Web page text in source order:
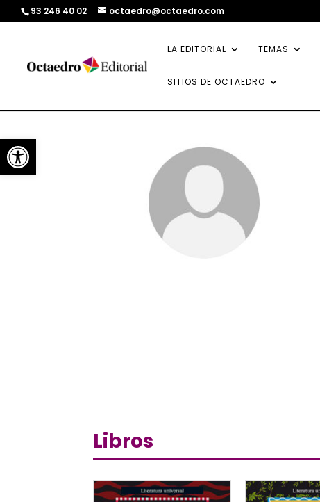
Abrir barra de herramientas
93 246 40 02 octaedro@octaedro.com
LA EDITORIAL TEMAS
SITIOS DE OCTAEDRO
Libros